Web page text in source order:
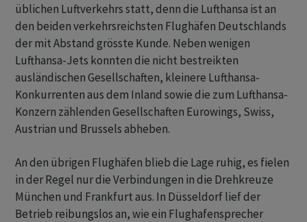
üblichen Luftverkehrs statt, denn die Lufthansa ist an
den beiden verkehrsreichsten Flughäfen Deutschlands
der mit Abstand grösste Kunde. Neben wenigen
Lufthansa-Jets konnten die nicht bestreikten
ausländischen Gesellschaften, kleinere Lufthansa-
Konkurrenten aus dem Inland sowie die zum Lufthansa-
Konzern zählenden Gesellschaften Eurowings, Swiss,
Austrian und Brussels abheben.
An den übrigen Flughäfen blieb die Lage ruhig, es fielen
in der Regel nur die Verbindungen in die Drehkreuze
München und Frankfurt aus. In Düsseldorf lief der
Betrieb reibungslos an, wie ein Flughafensprecher